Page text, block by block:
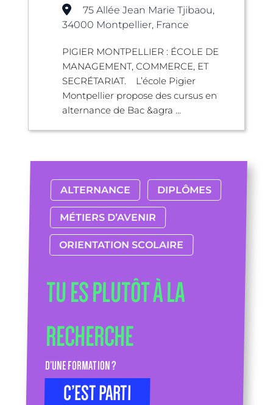
75 Allée Jean Marie Tjibaou,
34000 Montpellier, France
PIGIER MONTPELLIER : ÉCOLE DE
MANAGEMENT, COMMERCE, ET
SECRÉTARIAT. L’école Pigier
Montpellier propose des cursus en
alternance de Bac &agra ...
ALTERNANCE DIPLÔMES
MÉTIERS D’AVENIR
ORIENTATION SCOLAIRE
TU ES PLUTÔT À LA
RECHERCHE
D’UNE FORMATION ?
C’EST PARTI